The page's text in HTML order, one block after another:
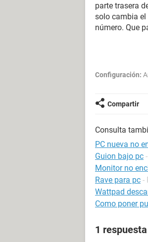
parte trasera
solo cambia el
número. Que
Configuración:
Compartir
Consulta
PC nueva no
Guion bajo pc
Monitor no
Rave para pc -
Wattpad
Como poner
1 respuesta